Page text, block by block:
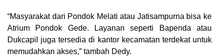
“Masyarakat dari Pondok Melati atau Jatisampurna bisa ke
Atrium Pondok Gede. Layanan seperti Bapenda atau
Dukcapil juga tersedia di kantor kecamatan terdekat untuk
memudahkan akses,” tambah Dedy.